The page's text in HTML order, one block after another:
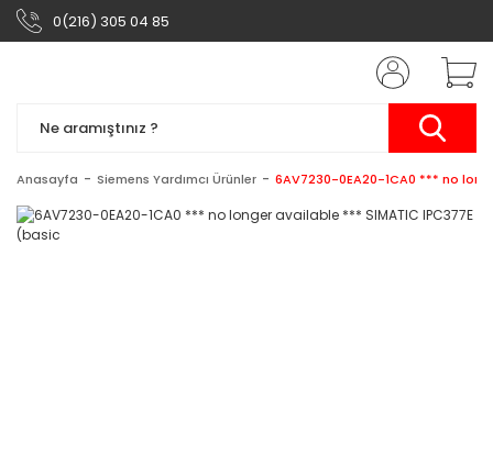
0(216) 305 04 85
Anasayfa Siemens Yardımcı Ürünler 6AV7230-0EA20-1CA0 *** no